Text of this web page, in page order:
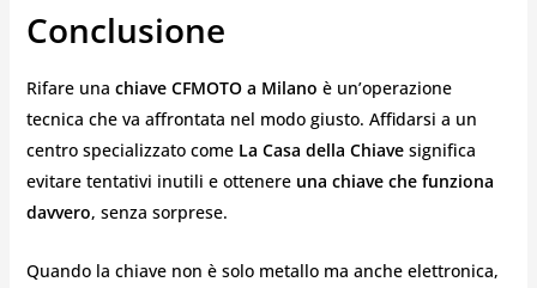
Conclusione
Rifare una chiave CFMOTO a Milano è un’operazione
tecnica che va affrontata nel modo giusto. Affidarsi a un
centro specializzato come La Casa della Chiavesignifica
evitare tentativi inutili e ottenere una chiave che funziona
davvero, senza sorprese.
Quando la chiave non è solo metallo ma anche elettronica,